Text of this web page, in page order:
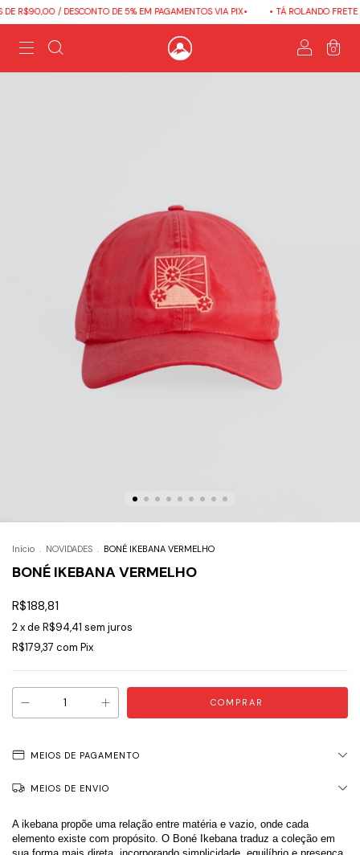
R$90,00 / DESCONTO DE 5% EM PAGAMENTOS VIA PIX• • TÁ ROLANDO FRETE
0
Início . NOVIDADES . BONÉ IKEBANA VERMELHO
BONÉ IKEBANA VERMELHO
R$188,81
2x de R$94,41 sem juros
R$179,37 com Pix
MEIOS DE PAGAMENTO
MEIOS DE ENVIO
A ikebana propõe uma relação entre matéria e vazio, onde cada
elemento existe com propósito. O Boné Ikebana traduz a coleção em